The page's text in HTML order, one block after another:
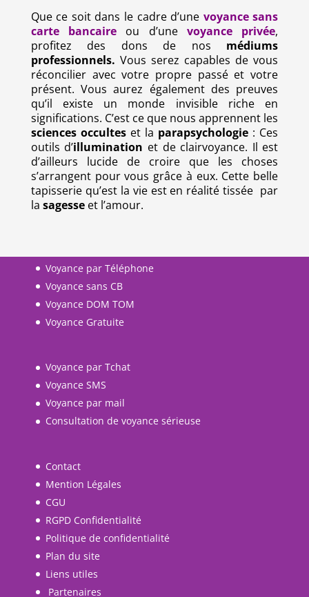
Que ce soit dans le cadre d’une voyance sans
carte bancaire
ou d’une voyance privée,
profitez des dons de nos médiums
professionnels. Vous serez capables de vous
réconcilier avec votre propre passé et votre
présent. Vous aurez également des preuves
qu’il existe un monde invisible riche en
significations. C’est ce que nous apprennent les
sciences occulteset la parapsychologie : Ces
outils d’illumination et de clairvoyance. Il est
d’ailleurs lucide de croire que les choses
s’arrangent pour vous grâce à eux. Cette belle
tapisserie qu’est la vie est en réalité tissée par
la sagesseet l’amour.
Voyance par Téléphone
Voyance sans CB
Voyance DOM TOM
Voyance Gratuite
Voyance par Tchat
Voyance SMS
Voyance par mail
Consultation de voyance sérieuse
Contact
Mention Légales
CGU
RGPD Confidentialité
Politique de confidentialité
Plan du site
Liens utiles
Partenaires